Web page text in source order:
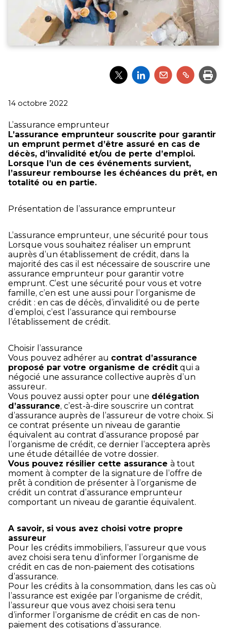
Partager
l'article
Partager
l'article
Partager
l'article
Partager
l'article
Publié
14 octobre 2022
L’assurance emprunteur
L’assurance emprunteur souscrite pour garantir
un emprunt permet d’être assuré en cas de
décès, d’invalidité et/ou de perte d’emploi.
Lorsque l’un de ces événements survient,
l’assureur rembourse les échéances du prêt, en
totalité ou en partie.
Présentation de l’assurance emprunteur
L’assurance emprunteur, une sécurité pour tous
Lorsque vous souhaitez réaliser un emprunt
auprès d’un établissement de crédit, dans la
majorité des cas il est nécessaire de souscrire une
assurance emprunteur pour garantir votre
emprunt. C’est une sécurité pour vous et votre
famille, c’en est une aussi pour l’organisme de
crédit : en cas de décès, d’invalidité ou de perte
d’emploi, c’est l’assurance qui rembourse
l’établissement de crédit.
Choisir l’assurance
Vous pouvez adhérer au contrat d’assurance
proposé par votre organisme de crédit qui a
négocié une assurance collective auprès d’un
assureur.
Vous pouvez aussi opter pour une délégation
d’assurance, c’est-à-dire souscrire un contrat
d’assurance auprès de l’assureur de votre choix. Si
ce contrat présente un niveau de garantie
équivalent au contrat d’assurance proposé par
l’organisme de crédit, ce dernier l’acceptera après
une étude détaillée de votre dossier.
Vous pouvez résilier cette assurance à tout
moment à compter de la signature de l’offre de
prêt à condition de présenter à l’organisme de
crédit un contrat d’assurance emprunteur
comportant un niveau de garantie équivalent.
A savoir, si vous avez choisi votre propre
assureur
Pour les crédits immobiliers, l’assureur que vous
avez choisi sera tenu d’informer l’organisme de
crédit en cas de non-paiement des cotisations
d’assurance.
Pour les crédits à la consommation, dans les cas où
l’assurance est exigée par l’organisme de crédit,
l’assureur que vous avez choisi sera tenu
d’informer l’organisme de crédit en cas de non-
paiement des cotisations d’assurance.